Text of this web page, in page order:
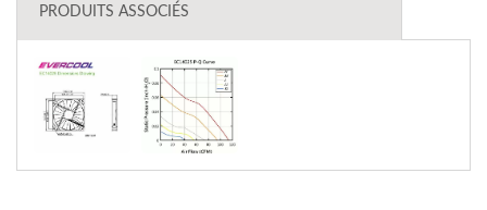
PRODUITS ASSOCIÉS